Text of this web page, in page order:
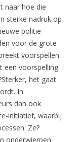
naar hoe die
sterke nadruk op
politie-
voor de grote
voorspellen
een voorspelling
het gaat
In
dan ook
initiatief, waarbij
Ze?
onderwierpen